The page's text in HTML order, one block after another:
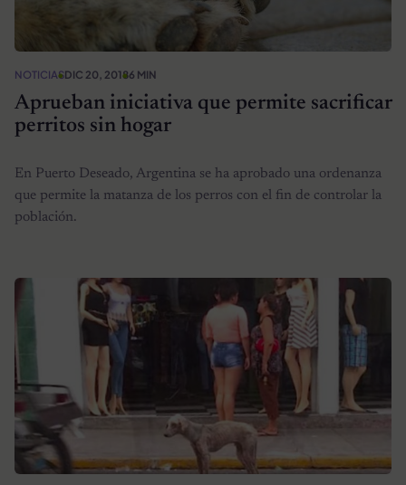
NOTICIASDIC 20, 20186 MIN
Aprueban iniciativa que permite sacrificar
perritos sin hogar
En Puerto Deseado, Argentina se ha aprobado una ordenanza
que permite la matanza de los perros con el fin de controlar la
población.